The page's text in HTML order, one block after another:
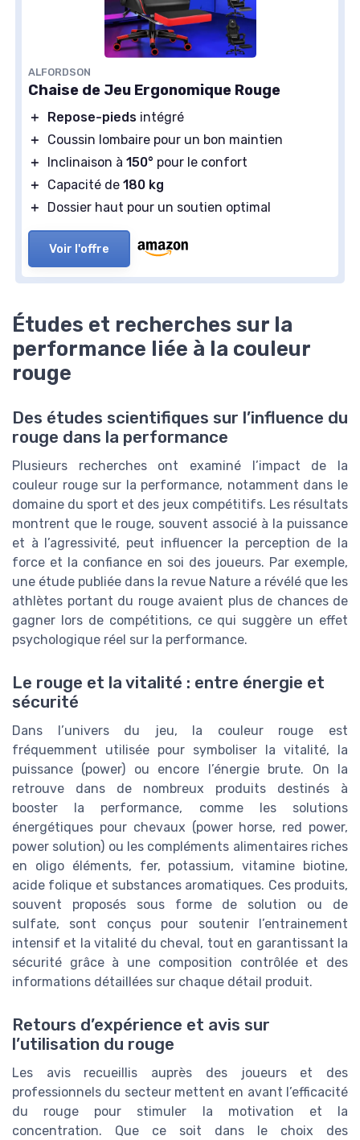
ALFORDSON
Chaise de Jeu Ergonomique Rouge
＋ Repose-pieds intégré
＋
Coussin lombaire pour un bon maintien
＋
Inclinaison à 150° pour le confort
＋
Capacité de 180 kg
＋
Dossier haut pour un soutien optimal
Voir l'offre
Études et recherches sur la
performance liée à la couleur
rouge
Des études scientifiques sur l’influence du
rouge dans la performance
Plusieurs recherches ont examiné l’impact de la
couleur rouge sur la performance, notamment dans le
domaine du sport et des jeux compétitifs. Les résultats
montrent que le rouge, souvent associé à la puissance
et à l’agressivité, peut influencer la perception de la
force et la confiance en soi des joueurs. Par exemple,
une étude publiée dans la revue Nature a révélé que les
athlètes portant du rouge avaient plus de chances de
gagner lors de compétitions, ce qui suggère un effet
psychologique réel sur la performance.
Le rouge et la vitalité : entre énergie et
sécurité
Dans l’univers du jeu, la couleur rouge est
fréquemment utilisée pour symboliser la vitalité, la
puissance (power) ou encore l’énergie brute. On la
retrouve dans de nombreux produits destinés à
booster la performance, comme les solutions
énergétiques pour chevaux (power horse, red power,
power solution) ou les compléments alimentaires riches
en oligo éléments, fer, potassium, vitamine biotine,
acide folique et substances aromatiques. Ces produits,
souvent proposés sous forme de solution ou de
sulfate, sont conçus pour soutenir l’entrainement
intensif et la vitalité du cheval, tout en garantissant la
sécurité grâce à une composition contrôlée et des
informations détaillées sur chaque détail produit.
Retours d’expérience et avis sur
l’utilisation du rouge
Les avis recueillis auprès des joueurs et des
professionnels du secteur mettent en avant l’efficacité
du rouge pour stimuler la motivation et la
concentration. Que ce soit dans le choix des